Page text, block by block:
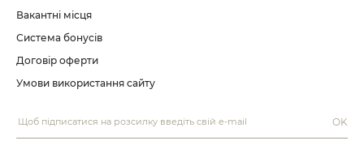
Вакантні місця
Система бонусів
Договір оферти
Умови використання сайту
OK